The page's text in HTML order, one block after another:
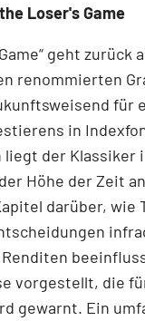
Loser's Game
geht
renommierten
für
in
liegt der
Höhe der Zeit
darüber, wie
vorgestellt, die
gewarnt. Ein